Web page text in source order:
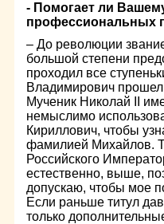
- Помогает ли
профессиональных
– До революции
большой степени
проходил все
Владимирович
Мученик Николай II
немыслимо
Кириллович, чтобы
фамилией Михайлов.
Российского
естественно, выше,
допускаю, чтобы мое
Если раньше титул
только